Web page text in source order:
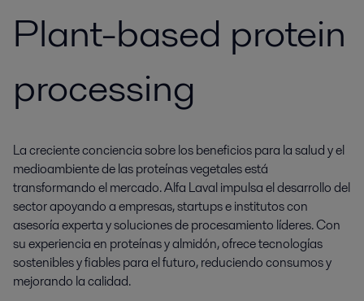
Plant-based protein
processing
La creciente conciencia sobre los beneficios para la salud y el
medioambiente de las proteínas vegetales está
transformando el mercado. Alfa Laval impulsa el desarrollo del
sector apoyando a empresas, startups e institutos con
asesoría experta y soluciones de procesamiento líderes. Con
su experiencia en proteínas y almidón, ofrece tecnologías
sostenibles y fiables para el futuro, reduciendo consumos y
mejorando la calidad.